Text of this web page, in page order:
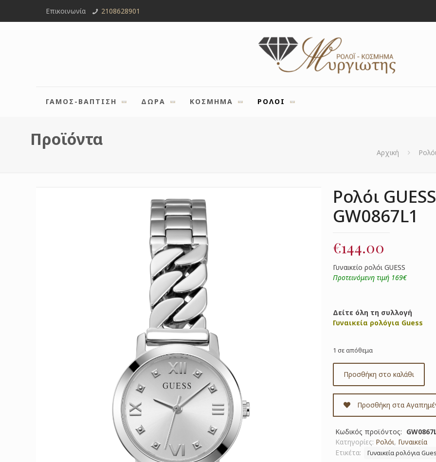
Επικοινωνία 2108628901
ΓΑΜΟΣ-ΒΑΠΤΙΣΗ ΔΩΡΑ ΚΟΣΜΗΜΑ ΡΟΛΟΙ
Προϊόντα
Αρχική
Ρολόι
GW0867L1
€144.00
Γυναικείο ρολόι GUESS
Προτεινόμενη τιμή 169€
Δείτε όλη τη συλλογή
Γυναικεία ρολόγια Guess
1 σε απόθεμα
Προσθήκη στο καλάθι
Προσθήκη στα
Κωδικός προϊόντος:
Κατηγορίες: Ρολόι, Γυναικεία
Ετικέτα:
Γυναικεία ρολόγια